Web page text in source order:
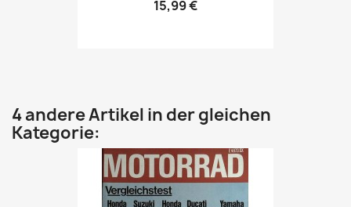
15,99 €
4 andere Artikel in der gleichen
Kategorie: